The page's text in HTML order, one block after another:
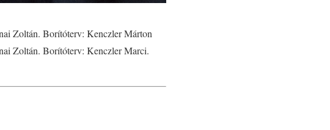
Zoltán. Borítóterv: Kenczler Márton
Zoltán. Borítóterv: Kenczler Marci.